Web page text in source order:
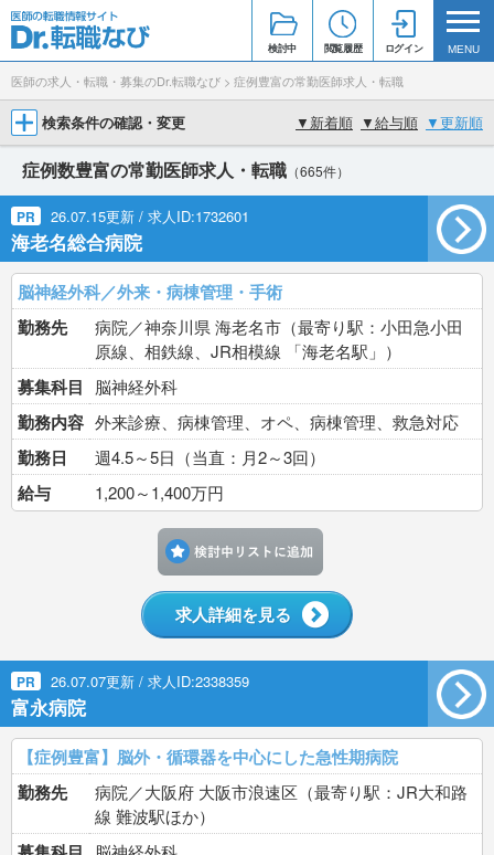
検討中 閲覧履歴 ログイン MENU
医師の求人・転職・募集のDr.転職なび > 症例豊富の常勤医師求人・転職
検索条件の確認・変更 ▼ 新着順 ▼給与順 ▼更新順
症例数豊富の常勤医師求人・転職 （665件）
PR 26.07.15更新 / 求人ID:1732601
海老名総合病院
脳神経外科／外来・病棟管理・手術
勤務先
病院／神奈川県 海老名市（最寄り駅：小田急小田
原線、相鉄線、JR相模線 「海老名駅」）
募集科目 脳神経外科
勤務内容 外来診療、病棟管理、オペ、病棟管理、救急対応
勤務日 週4.5～5日（当直：月2～3回）
給与 1,200～1,400万円
求人詳細を見る
PR 26.07.07更新 / 求人ID:2338359
富永病院
【症例豊富】脳外・循環器を中心にした急性期病院
勤務先
病院／大阪府 大阪市浪速区（最寄り駅：JR大和路
線 難波駅ほか）